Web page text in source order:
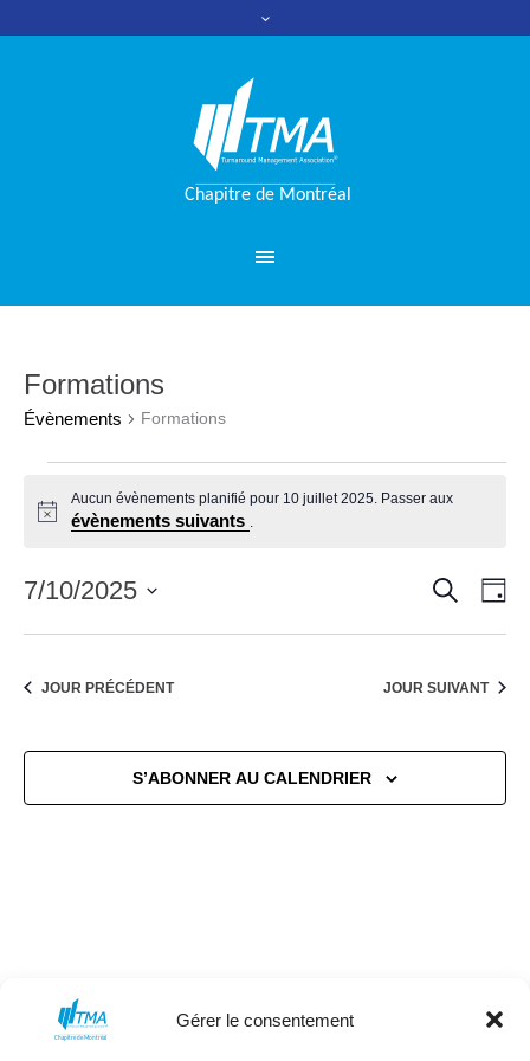
Gérer le consentement
Formations
Évènements Formations
Évènements
for
10
juillet
2025
Notice
Aucun évènements planifié pour 10 juillet 2025. Passer aux
évènements suivants
et
de
vues
de
7/10/2025
date.
JOUR PRÉCÉDENT JOUR SUIVANT
S’ABONNER AU CALENDRIER